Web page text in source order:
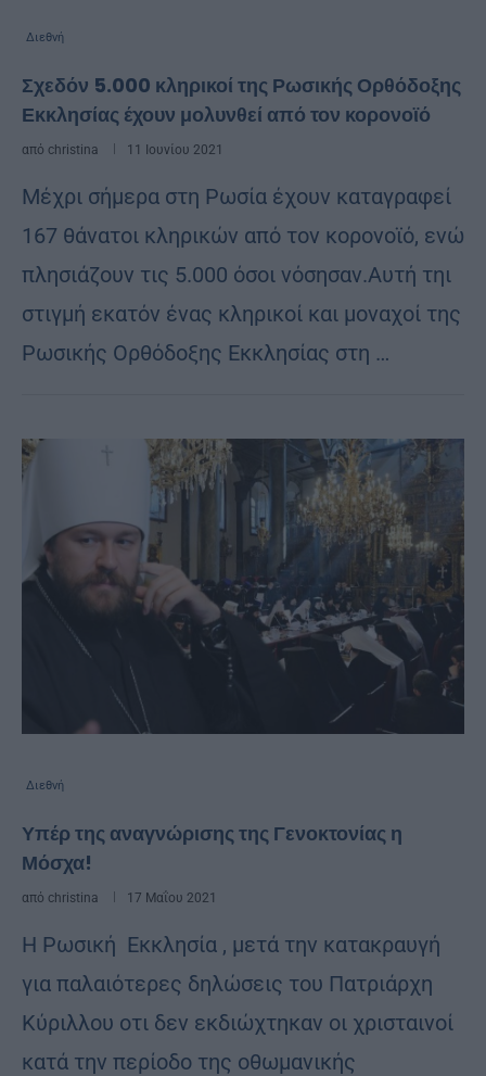
Διεθνή
Σχεδόν 5.000 κληρικοί της Ρωσικής Ορθόδοξης
Εκκλησίας έχουν μολυνθεί από τον κορονοϊό
από christina 11 Ιουνίου 2021
Μέχρι σήμερα στη Ρωσία έχουν καταγραφεί
167 θάνατοι κληρικών από τον κορονοϊό, ενώ
πλησιάζουν τις 5.000 όσοι νόσησαν.Αυτή τηι
στιγμή εκατόν ένας κληρικοί και μοναχοί της
Ρωσικής Ορθόδοξης Εκκλησίας στη …
Διεθνή
Υπέρ της αναγνώρισης της Γενοκτονίας η
Μόσχα!
από christina 17 Μαΐου 2021
Η Ρωσική Εκκλησία , μετά την κατακραυγή
για παλαιότερες δηλώσεις του Πατριάρχη
Κύριλλου οτι δεν εκδιώχτηκαν οι χρισταινοί
κατά την περίοδο της οθωμανικής